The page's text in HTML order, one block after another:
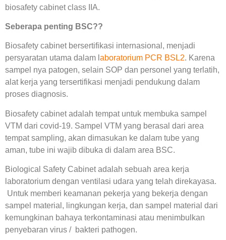
biosafety cabinet class IIA.
Seberapa penting BSC??
Biosafety cabinet bersertifikasi internasional, menjadi
persyaratan utama dalam l aboratorium PCR BSL2. Karena
sampel nya patogen, selain SOP dan personel yang terlatih,
alat kerja yang tersertifikasi menjadi pendukung dalam
proses diagnosis.
Biosafety cabinet adalah tempat untuk membuka sampel
VTM dari covid-19. Sampel VTM yang berasal dari area
tempat sampling, akan dimasukan ke dalam tube yang
aman, tube ini wajib dibuka di dalam area BSC.
Biological Safety Cabinet adalah sebuah area kerja
laboratorium dengan ventilasi udara yang telah direkayasa.
Untuk memberi keamanan pekerja yang bekerja dengan
sampel material, lingkungan kerja, dan sampel material dari
kemungkinan bahaya terkontaminasi atau menimbulkan
penyebaran virus / bakteri pathogen.